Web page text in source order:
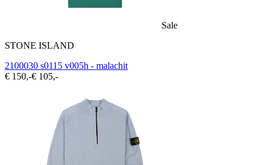
Sale
STONE ISLAND
2100030 s0115 v005h - malachit
€ 150,-€ 105,-